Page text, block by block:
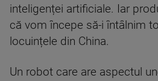
inteligenței artificiale. Iar
că vom începe să-i întâlnim
locuințele din China.
Un robot care are aspectul